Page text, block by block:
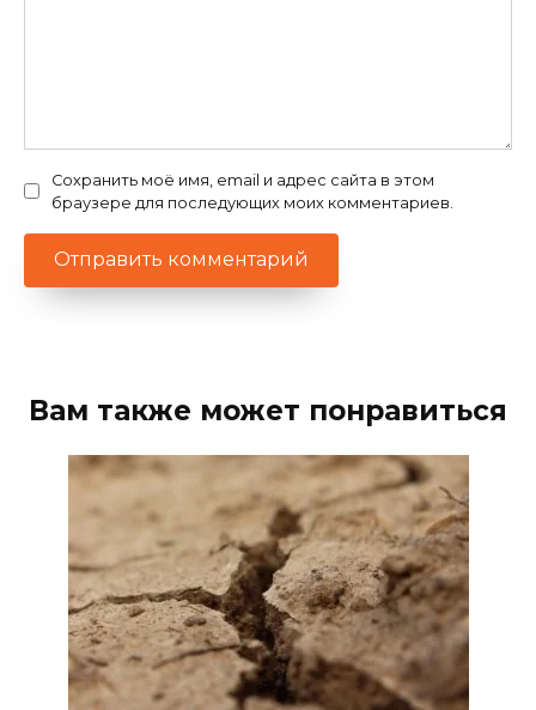
Сохранить моё имя, email и адрес сайта в этом
браузере для последующих моих комментариев.
Вам также может понравиться